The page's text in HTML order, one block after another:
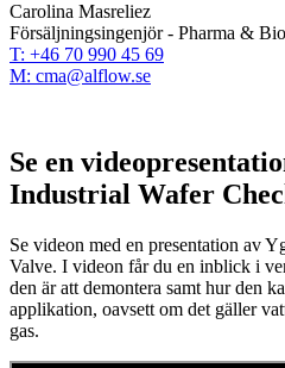
Carolina Masreliez
Försäljningsingenjör - Pharma &
T: +46 70 990 45 69
M: cma@alflow.se
Se en
Industrial Wafer
Se videon med en presentation av
Valve. I videon får du en inblick i
den är att demontera samt hur den
applikation, oavsett om det gäller
gas.